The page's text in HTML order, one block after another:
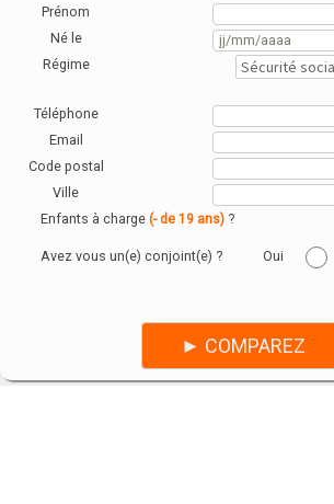
Prénom
Né le
Régime
Téléphone
Email
Code postal
Ville
Enfants à charge(- de 19 ans)?
Avez vous un(e) conjoint(e) ? Oui